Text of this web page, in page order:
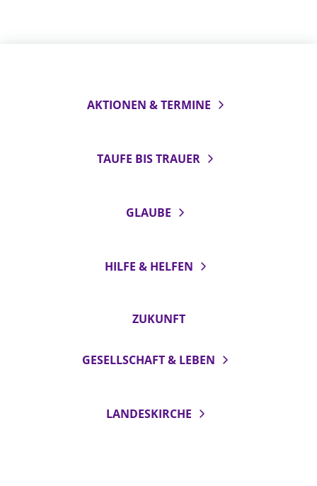
AKTIONEN & TERMINE
TAUFE BIS TRAUER
GLAUBE
HILFE & HELFEN
ZUKUNFT
GESELLSCHAFT & LEBEN
LANDESKIRCHE